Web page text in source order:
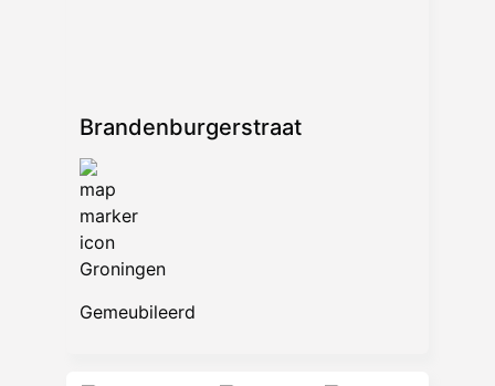
Brandenburgerstraat
Groningen
Gemeubileerd